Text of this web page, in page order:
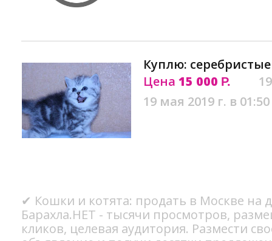
Куплю:
Цена 15 000 Р.
19 мая 2019 г. в 01:50
✔ Кошки и котята: продать в Москве на
Барахла.НЕТ - тысячи просмотров,
кликов, целевая аудитория. Размести